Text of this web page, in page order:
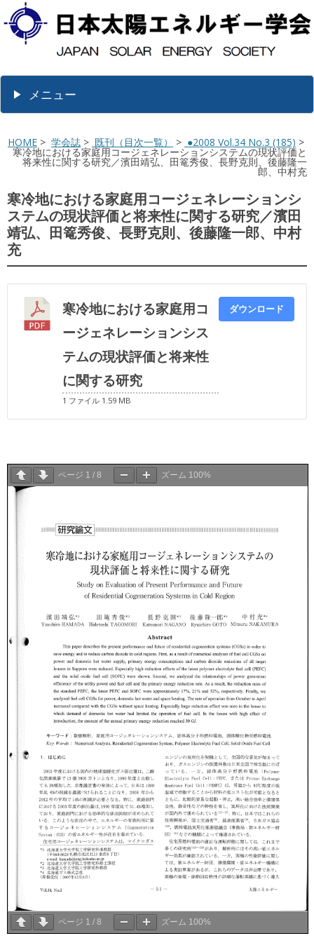
メニュー
HOME > 学会誌 > 既刊（目次一覧） > ●2008 Vol.34 No.3 (185) >
寒冷地における家庭用コージェネレーションシステムの現状評価と
将来性に関する研究／濱田靖弘、田篭秀俊、長野克則、後藤隆一
郎、中村充
寒冷地における家庭用コージェネレーションシ
ステムの現状評価と将来性に関する研究／濱田
靖弘、田篭秀俊、長野克則、後藤隆一郎、中村
充
寒冷地における家庭用コ
ージェネレーションシス
テムの現状評価と将来性
に関する研究
1 ファイル 1.59 MB
ダウンロード
ページ 1 / 8 ズーム 100%
ページ 1 / 8 ズーム 100%